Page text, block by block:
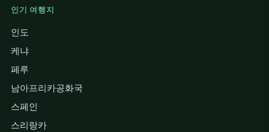
인기 여행지
인도
케냐
페루
남아프리카공화국
스페인
스리랑카